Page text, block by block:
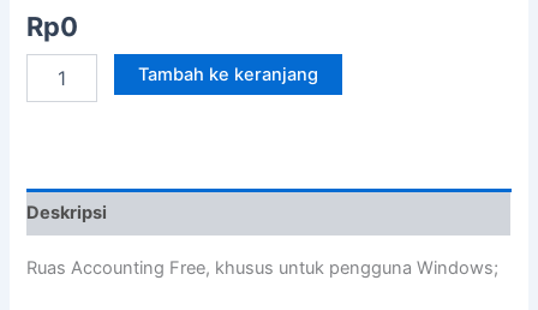
Rp0
Ruas
Tambah ke keranjang
Deskripsi
Ruas Accounting Free, khusus untuk pengguna Windows;